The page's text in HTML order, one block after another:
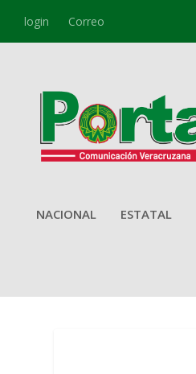
login Correo
NACIONAL ESTATAL